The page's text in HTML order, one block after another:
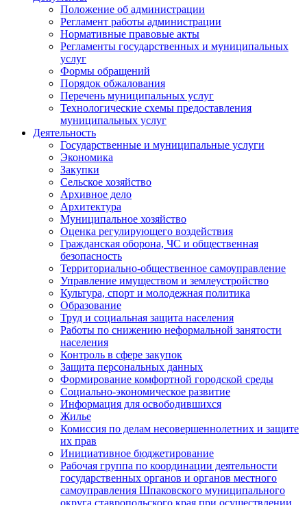
Положение об администрации
Регламент работы администрации
Нормативные правовые акты
Регламенты государственных и муниципальных
услуг
Формы обращений
Порядок обжалования
Перечень муниципальных услуг
Технологические схемы предоставления
муниципальных услуг
Деятельность
Государственные и муниципальные услуги
Экономика
Закупки
Сельское хозяйство
Архивное дело
Архитектура
Муниципальное хозяйство
Оценка регулирующего воздействия
Гражданская оборона, ЧС и общественная
безопасность
Территориально-общественное самоуправление
Управление имуществом и землеустройство
Культура, спорт и молодежная политика
Образование
Труд и социальная защита населения
Работы по снижению неформальной занятости
населения
Контроль в сфере закупок
Защита персональных данных
Формирование комфортной городской среды
Социально-экономическое развитие
Информация для освободившихся
Жилье
Комиссия по делам несовершеннолетних и защите
их прав
Инициативное бюджетирование
Рабочая группа по координации деятельности
государственных органов и органов местного
самоуправления Шпаковского муниципального
округа ставропольского края при осуществлении